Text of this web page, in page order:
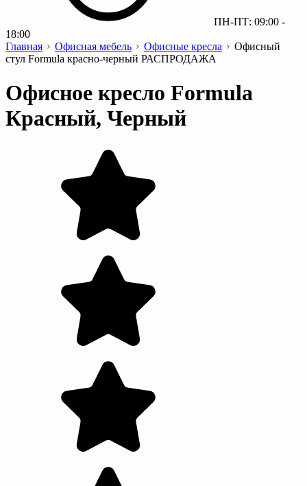
ПН-ПТ: 09:00 -
18:00
Главная
Офисная мебель Офисные кресла
Офисный
стул Formula красно-черный РАСПРОДАЖА
Офисное кресло Formula
Красный, Черный